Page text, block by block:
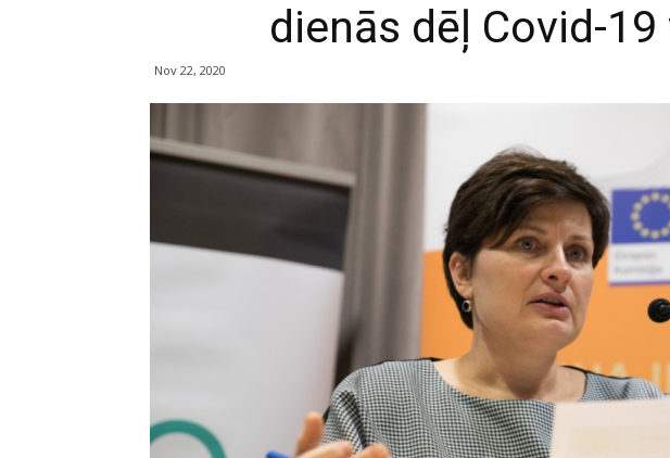
dienās dēļ Covid-19
Nov 22, 2020